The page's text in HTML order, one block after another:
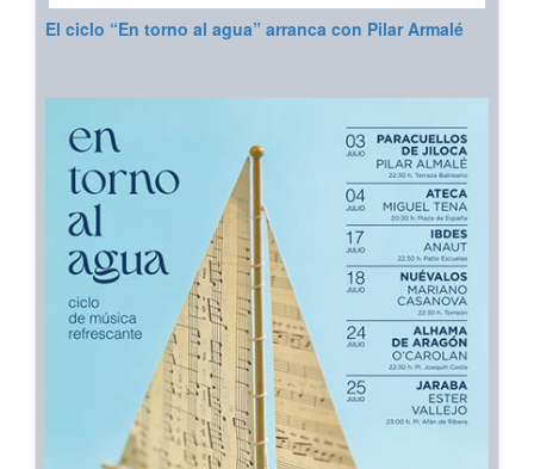
El ciclo “En torno al agua” arranca con Pilar Armalé